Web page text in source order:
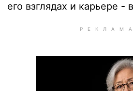
его взглядах и карьере -